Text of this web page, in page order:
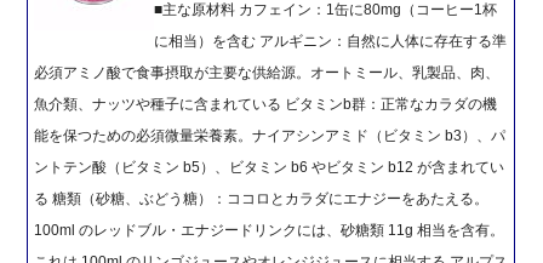
■主な原材料 カフェイン：1缶に80mg（コーヒー1杯
に相当）を含む アルギニン：自然に人体に存在する準
必須アミノ酸で食事摂取が主要な供給源。オートミール、乳製品、肉、
魚介類、ナッツや種子に含まれている ビタミンb群：正常なカラダの機
能を保つための必須微量栄養素。ナイアシンアミド（ビタミン b3）、パ
ントテン酸（ビタミン b5）、ビタミン b6 やビタミン b12 が含まれてい
る 糖類（砂糖、ぶどう糖）：ココロとカラダにエナジーをあたえる。
100ml のレッドブル・エナジードリンクには、砂糖類 11g 相当を含有。